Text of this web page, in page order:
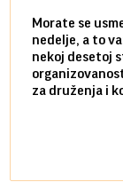
Morate se
nedelje, a to
nekoj desetoj
za druženja i